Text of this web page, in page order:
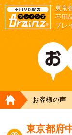
東京
不用
ブレ
HOME
お客様の声
東京都府